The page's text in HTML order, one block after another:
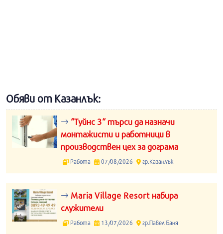
Обяви от Казанлък:
“Туйнс 3“ търси да назначи
монтажисти и работници в
производствен цех за дограма
Работа 07/08/2026 гр.Казанлък
Maria Village Resort набира
служители
Работа 13/07/2026 гр.Павел Баня